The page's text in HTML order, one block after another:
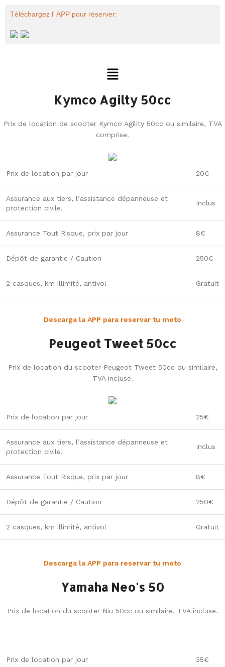
Téléchargez l' APP pour réserver:
Kymco Agilty 50cc
Prix de location de scooter Kymco Agility 50cc ou similaire, TVA
comprise.
Prix de location par jour 20€
Assurance aux tiers, l’assistance dépanneuse et
protection civile.
Inclus
Assurance Tout Risque, prix par jour 8€
Dépôt de garantie / Caution 250€
2 casques, km illimité, antivol Gratuit
Descarga la APP para reservar tu moto
Peugeot Tweet 50cc
Prix de location du scooter Peugeot Tweet 50cc ou similaire,
TVA incluse.
Prix de location par jour 25€
Assurance aux tiers, l’assistance dépanneuse et
protection civile.
Inclus
Assurance Tout Risque, prix par jour 8€
Dépôt de garantie / Caution 250€
2 casques, km illimité, antivol Gratuit
Descarga la APP para reservar tu moto
Yamaha Neo's 50
Prix de location du scooter Niu 50cc ou similaire, TVA incluse.
Prix de location par jour 35€